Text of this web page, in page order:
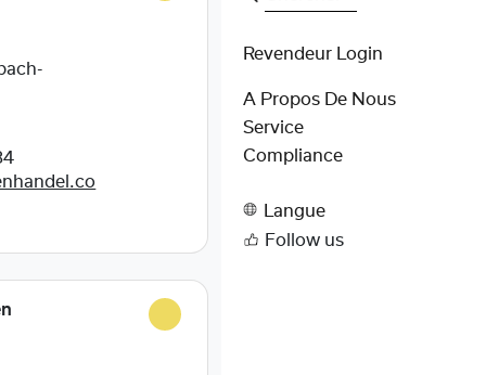
Revendeur Login
A Propos De Nous
Service
Compliance
Langue
Follow us